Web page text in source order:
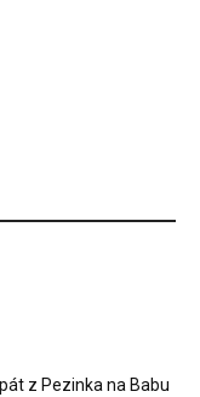
z Pezinka na Babu